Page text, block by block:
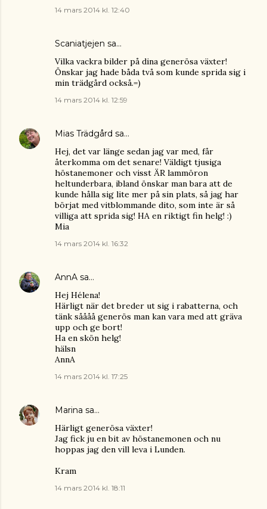
14 mars 2014 kl. 12:40
Scaniatjejen sa…
Vilka vackra bilder på dina generösa växter!
Önskar jag hade båda två som kunde sprida sig i
min trädgård också.=)
14 mars 2014 kl. 12:59
Mias Trädgård sa…
Hej, det var länge sedan jag var med, får
återkomma om det senare! Väldigt tjusiga
höstanemoner och visst ÄR lammöron
heltunderbara, ibland önskar man bara att de
kunde hålla sig lite mer på sin plats, så jag har
börjat med vitblommande dito, som inte är så
villiga att sprida sig! HA en riktigt fin helg! :)
Mia
14 mars 2014 kl. 16:32
AnnA sa…
Hej Hélena!
Härligt när det breder ut sig i rabatterna, och
tänk såååå generös man kan vara med att gräva
upp och ge bort!
Ha en skön helg!
hälsn
AnnA
14 mars 2014 kl. 17:25
Marina sa…
Härligt generösa växter!
Jag fick ju en bit av höstanemonen och nu
hoppas jag den vill leva i Lunden.
Kram
14 mars 2014 kl. 18:11